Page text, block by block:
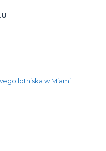
lotniska w Miami